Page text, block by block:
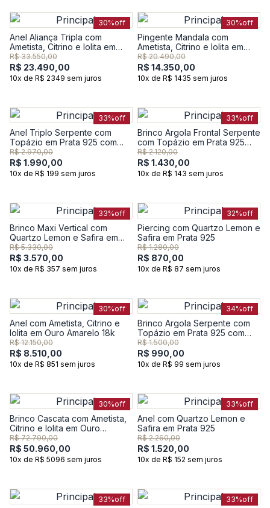
30%off
Anel Aliança Tripla com
Ametista, Citrino e Iolita em
Ouro Amarelo 18k
R$ 33.550,00
R$ 23.490,00
10x de R$ 2349 sem juros
30%off
Pingente Mandala com
Ametista, Citrino e Iolita em
Ouro Amarelo 18k
R$ 20.490,00
R$ 14.350,00
10x de R$ 1435 sem juros
33%off
Anel Triplo Serpente com
Topázio em Prata 925 com
Banho de Ouro Amarelo 18K
R$ 2.970,00
R$ 1.990,00
10x de R$ 199 sem juros
33%off
Brinco Argola Frontal Serpente
com Topázio em Prata 925
com Banho de Ouro Amarelo
18K
R$ 2.120,00
R$ 1.430,00
10x de R$ 143 sem juros
33%off
Brinco Maxi Vertical com
Quartzo Lemon e Safira em
Prata 925
R$ 5.330,00
R$ 3.570,00
10x de R$ 357 sem juros
32%off
Piercing com Quartzo Lemon e
Safira em Prata 925
R$ 1.280,00
R$ 870,00
10x de R$ 87 sem juros
30%off
Anel com Ametista, Citrino e
Iolita em Ouro Amarelo 18k
R$ 12.150,00
R$ 8.510,00
10x de R$ 851 sem juros
34%off
Brinco Argola Serpente com
Topázio em Prata 925 com
Banho de Ouro Amarelo 18K
R$ 1.500,00
R$ 990,00
10x de R$ 99 sem juros
30%off
Brinco Cascata com Ametista,
Citrino e Iolita em Ouro
Amarelo 18k
R$ 72.790,00
R$ 50.960,00
10x de R$ 5096 sem juros
33%off
Anel com Quartzo Lemon e
Safira em Prata 925
R$ 2.260,00
R$ 1.520,00
10x de R$ 152 sem juros
33%off 33%off